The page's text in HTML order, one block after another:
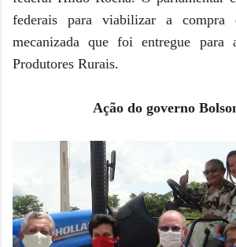
federais para viabilizar a compra
mecanizada que foi entregue para
Produtores Rurais.
Ação do governo